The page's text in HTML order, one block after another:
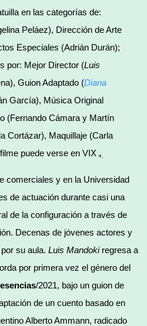
en las categorías de:
Peláez), Dirección de Arte
Especiales (Adrián Durán);
por: Mejor Director (Luis
Guion Adaptado (Diana
García), Música Original
(Fernando Cámara y Martín
Cortázar), Maquillaje (Carla
puede verse en VIX +.
comerciales y en la Universidad
de actuación durante casi una
de la configuración a través de
Decenas de jóvenes actores y
su aula. Luis Mandoki regresa a
por primera vez el género del
/2021, bajo un guion de
de un cuento basado en
Alberto Ammann, radicado